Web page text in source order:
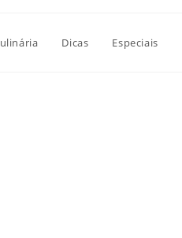
Dicas Especiais